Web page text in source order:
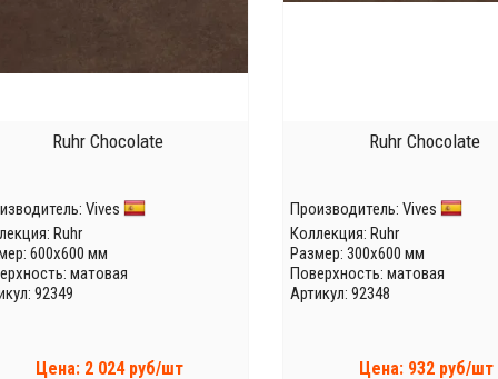
Ruhr Chocolate
Vives
Ruhr
600x600 мм
матовая
92349
Цена: 2 024 руб/шт
Ruhr Chocolate
Производитель: Vives
Коллекция: Ruhr
Размер: 300x600 мм
Поверхность: матовая
Артикул: 92348
Цена: 932 руб/шт